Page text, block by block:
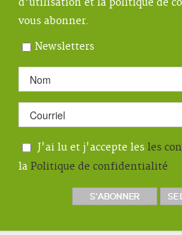
d'utilisation et la politique de
vous abonner.
Newsletters
J'ai lu et j'accepte les les
la Politique de confidentialité